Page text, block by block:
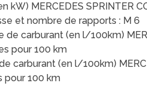
kW) MERCEDES SPRINTER
et nombre de rapports : M 6
carburant (en l/100km)
pour 100 km
carburant (en l/100km)
pour 100 km